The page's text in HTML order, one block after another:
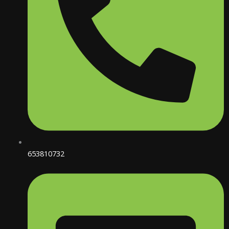
653810732